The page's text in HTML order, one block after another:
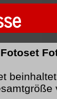
Fotoset